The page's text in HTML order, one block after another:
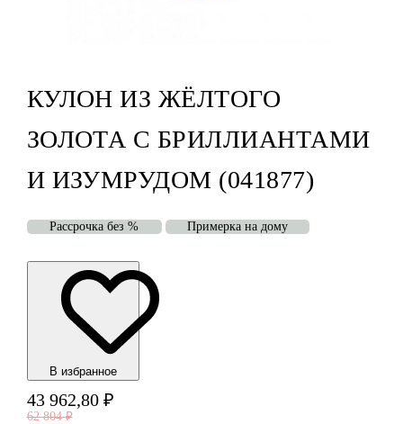
КУЛОН ИЗ ЖЁЛТОГО
ЗОЛОТА С БРИЛЛИАНТАМИ
И ИЗУМРУДОМ (041877)
Рассрочка без % Примерка на дому
В избранноe
43 962,80 ₽
62 804 ₽